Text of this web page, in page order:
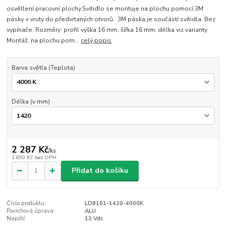
osvětlení pracovní plochy.Svítidlo se montuje na plochu pomocí 3M
pásky + vruty do předvrtaných otvorů. 3M páska je součástí svítidla. Bez
vypínače. Rozměry: profil výška 16 mm, šířka 16 mm, délka viz varianty
Montáž: na plochu pom... celý popis
Barva světla (Teplota)
Délka (v mm)
2 287 Kč/ks
1 890 Kč bez DPH
Přidat do košíku
Číslo produktu:
LD8101-1420-4000K
Povrchová úprava:
ALU
Napětí:
12 Vdc